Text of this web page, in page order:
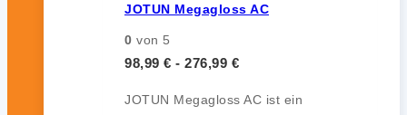
JOTUN Megagloss AC
0 von 5
98,99 € - 276,99 €
JOTUN Megagloss AC ist ein